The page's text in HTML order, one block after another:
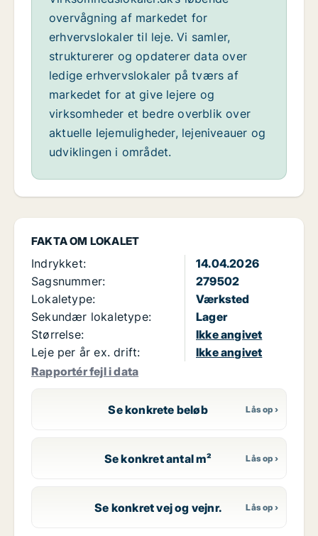
FAKTA OM LOKALET
Indrykket:
14.04.2026
Sagsnummer:
279502
Lokaletype:
Værksted
Sekundær lokaletype:
Lager
Størrelse:
Ikke angivet
Leje per år ex. drift:
Ikke angivet
Rapportér fejl i data
Se konkrete beløb
Se konkret antal m²
Se konkret vej og vejnr.
overvågning af markedet for
erhvervslokaler til leje. Vi samler,
strukturerer og opdaterer data over
ledige erhvervslokaler på tværs af
markedet for at give lejere og
virksomheder et bedre overblik over
aktuelle lejemuligheder, lejeniveauer og
udviklingen i området.